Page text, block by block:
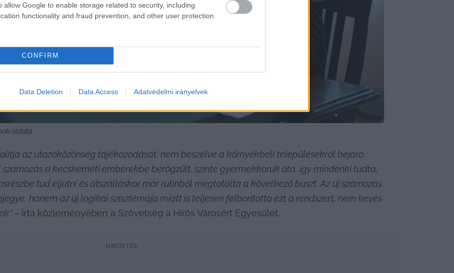
allow Google to enable storage related to security, including
functionality and fraud prevention, and other user protection.
CONFIRM
Data Deletion Data Access Adatvédelmi irányelvek
oldala
az utazóközönség tájékozódását, nem beszélve a környékbeli településekről bejáró
a kecskeméti emberekbe berögzült, szinte gyermekkoruk óta, így mindenki tudta,
tud eljutni és átszálláskor már rutinból megtalálta a következő buszt. Az új számozás
hanem az új logikai szisztémája miatt is teljesen felborította ezt a rendszert, nem kevés
– írta közleményében a Szövetség a Hírös Városért Egyesület.
HIRDETÉS